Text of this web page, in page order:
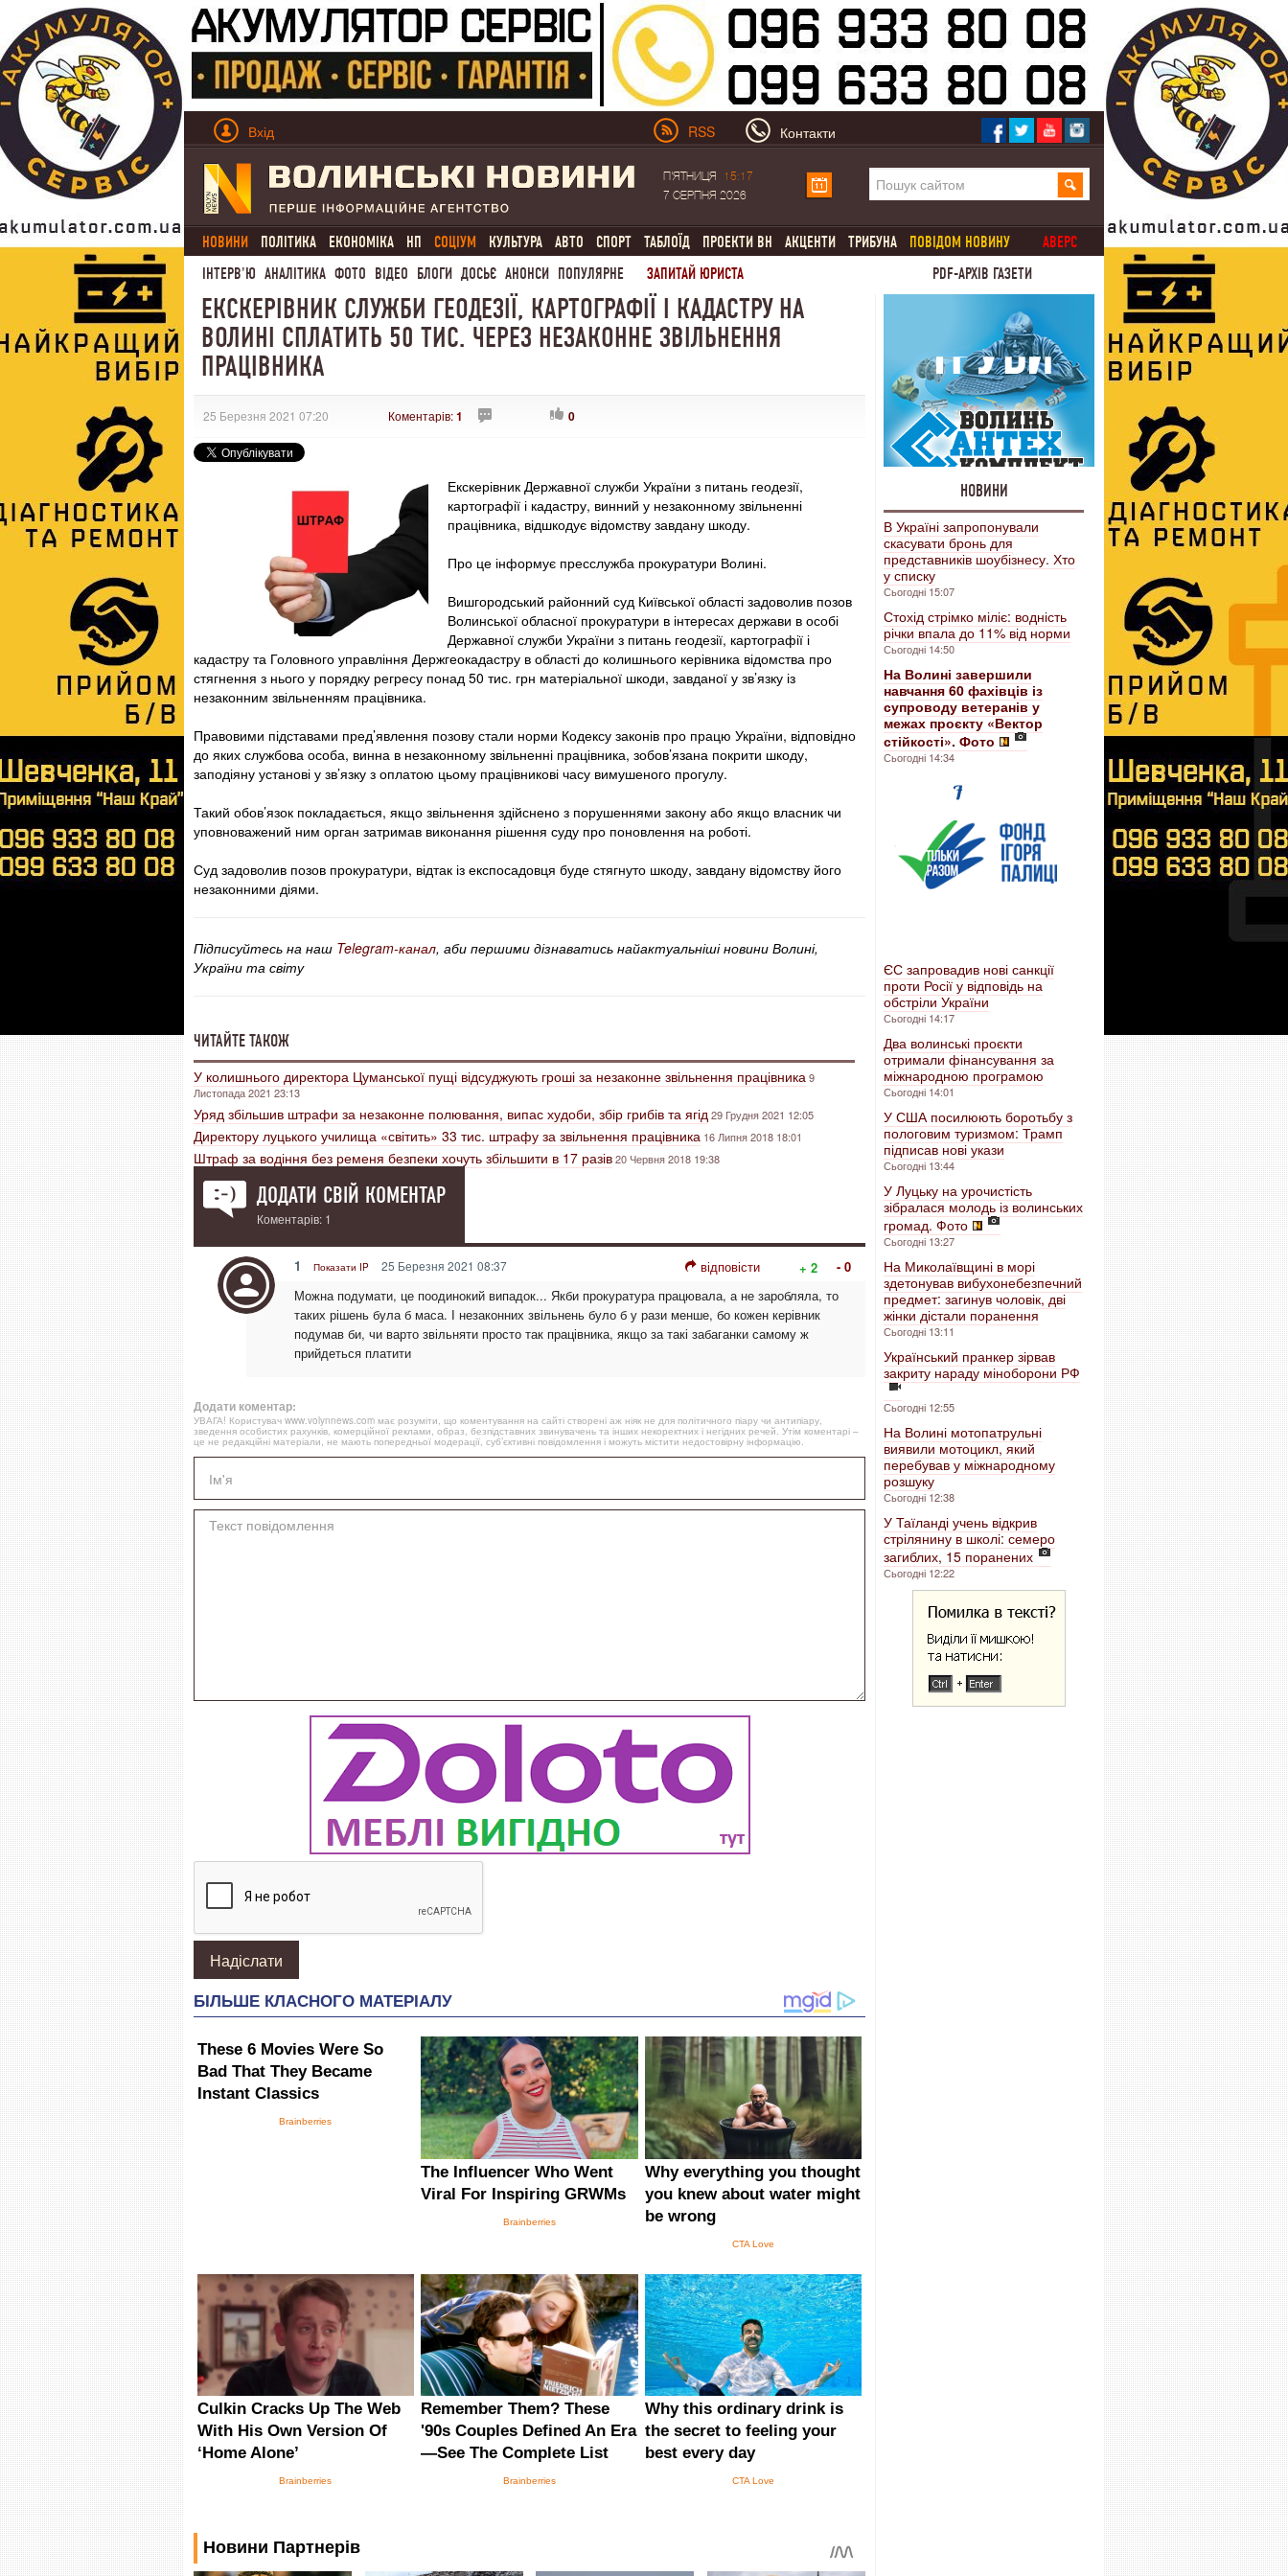
Вхід RSS Контакти
П'ЯТНИЦЯ
15:17
7 СЕРПНЯ 2026
НОВИНИ ПОЛІТИКА ЕКОНОМІКА НП СОЦІУМ КУЛЬТУРА АВТО СПОРТ ТАБЛОЇД ПРОЕКТИ ВН АКЦЕНТИ ТРИБУНА ПОВІДОМ НОВИНУ
АВЕРС
ІНТЕРВ'Ю АНАЛІТИКА ФОТО ВІДЕО БЛОГИ ДОСЬЄ АНОНСИ ПОПУЛЯРНЕ ЗАПИТАЙ ЮРИСТА PDF-АРХІВ ГАЗЕТИ
ЕКСКЕРІВНИК СЛУЖБИ ГЕОДЕЗІЇ, КАРТОГРАФІЇ І КАДАСТРУ НА
ВОЛИНІ СПЛАТИТЬ 50 ТИС. ЧЕРЕЗ НЕЗАКОННЕ ЗВІЛЬНЕННЯ
ПРАЦІВНИКА
25 Березня 2021 07:20 Коментарів:1 0
Екскерівник Державної служби України з питань геодезії,
картографії і кадастру, винний у незаконному звільненні
працівника, відшкодує відомству завдану шкоду.
Про це інформує пресслужба прокуратури Волині.
Вишгородський районний суд Київської області задоволив позов
Волинської обласної прокуратури в інтересах держави в особі
Державної служби України з питань геодезії, картографії і
кадастру та Головного управління Держгеокадастру в області до колишнього керівника відомства про
стягнення з нього у порядку регресу понад 50 тис. грн матеріальної шкоди, завданої у зв’язку із
незаконним звільненням працівника.
Правовими підставами пред’явлення позову стали норми Кодексу законів про працю України, відповідно
до яких службова особа, винна в незаконному звільненні працівника, зобов’язана покрити шкоду,
заподіяну установі у зв’язку з оплатою цьому працівникові часу вимушеного прогулу.
Такий обов’язок покладається, якщо звільнення здійснено з порушеннями закону або якщо власник чи
уповноважений ним орган затримав виконання рішення суду про поновлення на роботі.
Суд задоволив позов прокуратури, відтак із експосадовця буде стягнуто шкоду, завдану відомству його
незаконними діями.
Підписуйтесь на наш Telegram-канал, аби першими дізнаватись найактуальніші новини Волині,
України та світу
ЧИТАЙТЕ ТАКОЖ
У колишнього директора Цуманської пущі відсуджують гроші за незаконне звільнення працівника9
Листопада 2021 23:13
Уряд збільшив штрафи за незаконне полювання, випас худоби, збір грибів та ягід29 Грудня 2021 12:05
Директору луцького училища «світить» 33 тис. штрафу за звільнення працівника 16 Липня 2018 18:01
Штраф за водіння без ременя безпеки хочуть збільшити в 17 разів20 Червня 2018 19:38
ДОДАТИ СВІЙ КОМЕНТАР
Коментарів: 1
1 Показати IP 25 Березня 2021 08:37 відповісти + 2
- 0
Можна подумати, це поодинокий випадок... Якби прокуратура працювала, а не заробляла, то
таких рішень була б маса. І незаконних звільнень було б у рази менше, бо кожен керівник
подумав би, чи варто звільняти просто так працівника, якщо за такі забаганки самому ж
прийдеться платити
Додати коментар:
УВАГА! Користувач www.volynnews.com має розуміти, що коментування на сайті створені аж ніяк не для політичного піару чи антипіару,
зведення особистих рахунків, комерційної реклами, образ, безпідставних звинувачень та інших некоректних і негідних речей. Утім коментарі –
це не редакційні матеріали, не мають попередньої модерації, суб’єктивні повідомлення і можуть містити недостовірну інформацію.
НОВИНИ
В Україні запропонували
скасувати бронь для
представників шоубізнесу. Хто
у списку
Сьогодні 15:07
Стохід стрімко міліє: водність
річки впала до 11% від норми
Сьогодні 14:50
На Волині завершили
навчання 60 фахівців із
супроводу ветеранів у
межах проєкту «Вектор
стійкості». Фото
Сьогодні 14:34
ЄС запровадив нові санкції
проти Росії у відповідь на
обстріли України
Сьогодні 14:17
Два волинські проєкти
отримали фінансування за
міжнародною програмою
Сьогодні 14:01
У США посилюють боротьбу з
пологовим туризмом: Трамп
підписав нові укази
Сьогодні 13:44
У Луцьку на урочистість
зібралася молодь із волинських
громад. Фото
Сьогодні 13:27
На Миколаївщині в морі
здетонував вибухонебезпечний
предмет: загинув чоловік, дві
жінки дістали поранення
Сьогодні 13:11
Український пранкер зірвав
закриту нараду міноборони РФ
Сьогодні 12:55
На Волині мотопатрульні
виявили мотоцикл, який
перебував у міжнародному
розшуку
Сьогодні 12:38
У Таїланді учень відкрив
стрілянину в школі: семеро
загиблих, 15 поранених
Сьогодні 12:22